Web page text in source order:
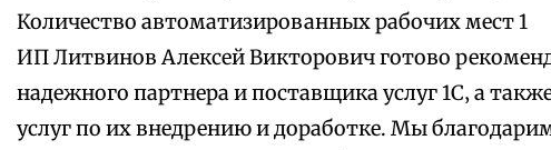
Количество автоматизированных рабочих мест 1
ИП Литвинов Алексей Викторович готово
надежного партнера и поставщика услуг 1С‚ а
услуг по их внедрению и доработке. Мы